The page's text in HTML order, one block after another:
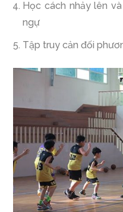
Học cách nhảy lên
ngự
Tập truy cản đối